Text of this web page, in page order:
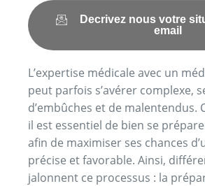
Decrivez nous votre
email
L’expertise médicale avec un
peut parfois s’avérer complexe,
d’embûches et de malentendus.
il est essentiel de bien se
afin de maximiser ses chances
précise et favorable. Ainsi,
jalonnent ce processus : la